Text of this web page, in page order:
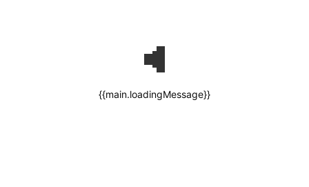
{{main.loadingMessage}}